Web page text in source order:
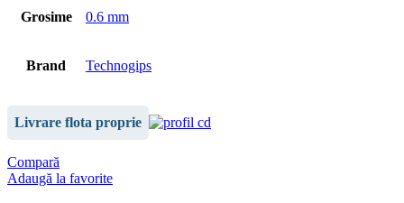
Grosime 0.6 mm
Brand Technogips
Livrare flota proprie
Compară
Adaugă la favorite